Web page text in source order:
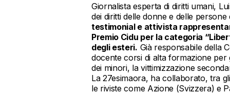
Giornalista esperta di diritti umani,
dei diritti delle donne e delle
testimonial e attivista
Premio Cidu per la categoria
degli esteri. Già responsabile della
docente corsi di alta formazione per
dei minori, la vittimizzazione
La 27esimaora, ha collaborato, tra
le riviste come Azione (Svizzera) e